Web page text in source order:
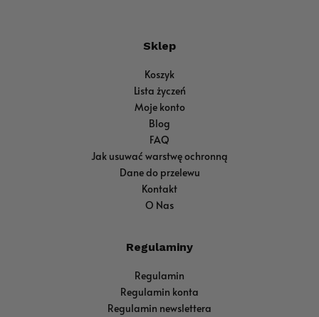
Sklep
Koszyk
Lista życzeń
Moje konto
Blog
FAQ
Jak usuwać warstwę ochronną
Dane do przelewu
Kontakt
O Nas
Regulaminy
Regulamin
Regulamin konta
Regulamin newslettera